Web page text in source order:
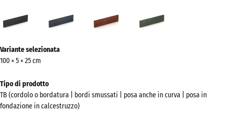
(active)
ardesia
mattone
informazioni
sui
colori?
Mostra
la
Variante selezionata
100 × 5 × 25 cm
Tipo di prodotto
TB (cordolo o bordatura | bordi smussati | posa anche in curva | posa in
fondazione in calcestruzzo)